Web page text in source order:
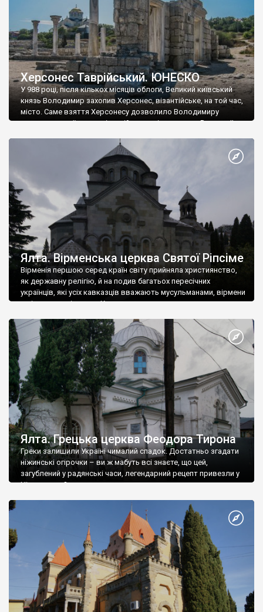
Херсонес Таврійський. ЮНЕСКО
У 988 році, після кількох місяців облоги, Великий київський
князь Володимир захопив Херсонес, візантійське, на той час,
місто. Саме взяття Херсонесу дозволило Володимиру
диктувати свої умови візантійському імператору Василю ІІ, та
Херсонесі Володимир-язичник, став Василем-християнином.
А потім було Хрещення Русі. На честь Херсонесу Таврійського
Ялта. Вірменська церква Святої Ріпсіме
Вірменія першою серед країн світу прийняла християнство,
як державну релігію, й на подив багатьох пересічних
українців, які усіх кавказців вважають мусульманами, вірмени
є відданими вірянами Христа
Ялта. Грецька церква Феодора Тирона
Греки залишили Україні чималий спадок. Достатньо згадати
ніжинські огірочки – ви ж мабуть всі знаєте, що цей,
загублений у радянські часи, легендарний рецепт привезли у
Ніжин греки?